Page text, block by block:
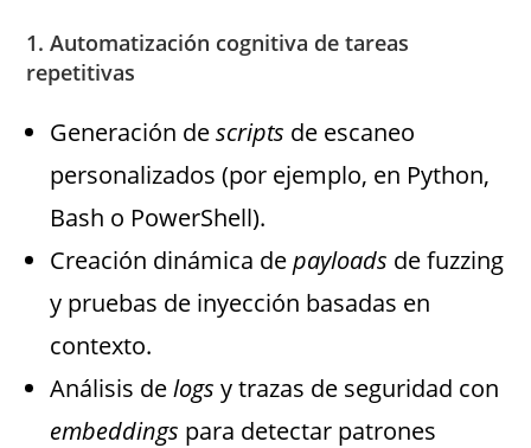
1.Automatización cognitiva de tareas
repetitivas
Generación descripts de escaneo
personalizados (por ejemplo, en Python,
Bash o PowerShell).
Creación dinámica depayloads de fuzzing
y pruebas de inyección basadas en
contexto.
Análisis delogs y trazas de seguridad con
embeddings para detectar patrones